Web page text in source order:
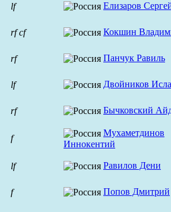
lf Елизаров
rf cf Кокшин
rf Панчук Равиль
lf Двойников
rf Бычковский
f
Мухаметдинов
Иннокентий
lf Равилов Дени
f Попов Дмитрий